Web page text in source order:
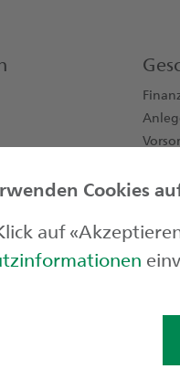
Cookies
auf